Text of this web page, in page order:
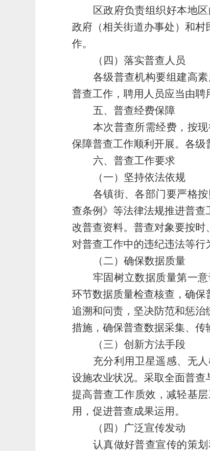
区政府负责组织好本地
政府（相关街道办事处）和
作。
（四） 落实普查人员
各级普查机构要组建高
普查工作，聘用人员应当由聘
五、普查经费保障
本次普查所需经费 ， 按
保障普查工作顺利开展。各级
六、普查工作要求
（一）坚持依法依规
各镇街、各部门要严格
查条例》等法律法规推进普
改普查资料。普查对象要按时
对普查工作中的违纪违法等行
（二） 确保数据质量
牢固树立数据质量第一
环节数据质量检查核查，确
追溯和问责，坚决防范和惩
措施，确保普查数据采集、传
（三） 创新方法手段
充分利用卫星遥感、无
设施农业状况。采取全面普查
提高普查工作质效，减轻基
用，促进普查成果运用。
（四） 广泛宣传发动
认真做好普查宣传的策